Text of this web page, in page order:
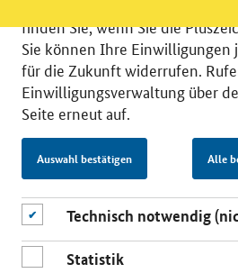
© 2026 Bundesministerium für
RSS
Benutzerhinweise
Impressum
Barrierefreiheit
Einwilligungsverwaltung
finden Sie, wenn Sie die
Sie können Ihre
für die Zukunft widerrufen.
Einwilligungsverwaltung über
Seite erneut auf.
Auswahl bestätigen Alle
Technisch notwendig
Statistik